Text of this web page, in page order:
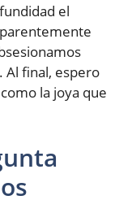
el
Al final, espero
la joya que